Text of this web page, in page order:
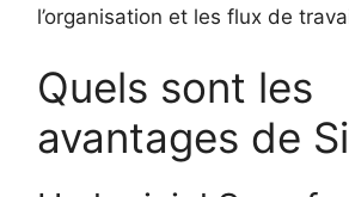
l’organisation et les flux de
Quels sont les
avantages de